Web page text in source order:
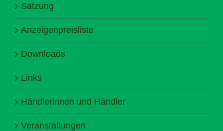
Satzung
Anzeigenpreisliste
Downloads
Links
Händlerinnen und Händler
Veranstaltungen